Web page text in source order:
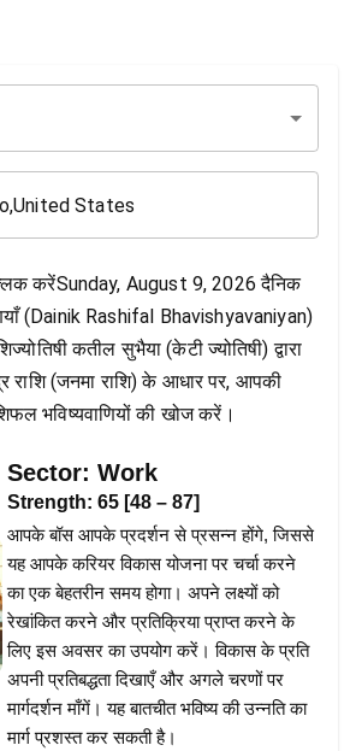
करेंSunday, August 9, 2026 दैनिक
(Dainik Rashifal Bhavishyavaniyan)
कतील सुभैया (केटी ज्योतिषी) द्वारा
राशि (जनमा राशि) के आधार पर, आपकी
भविष्यवाणियों की खोज करें।
Sector: Work
Strength: 65 [48 – 87]
आपके बॉस आपके प्रदर्शन से प्रसन्न होंगे, जिससे
यह आपके करियर विकास योजना पर चर्चा करने
का एक बेहतरीन समय होगा। अपने लक्ष्यों को
रेखांकित करने और प्रतिक्रिया प्राप्त करने के
लिए इस अवसर का उपयोग करें। विकास के प्रति
अपनी प्रतिबद्धता दिखाएँ और अगले चरणों पर
मार्गदर्शन माँगें। यह बातचीत भविष्य की उन्नति का
मार्ग प्रशस्त कर सकती है।